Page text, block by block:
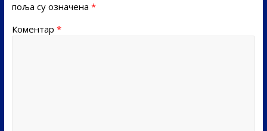
поља су означена *
Коментар *